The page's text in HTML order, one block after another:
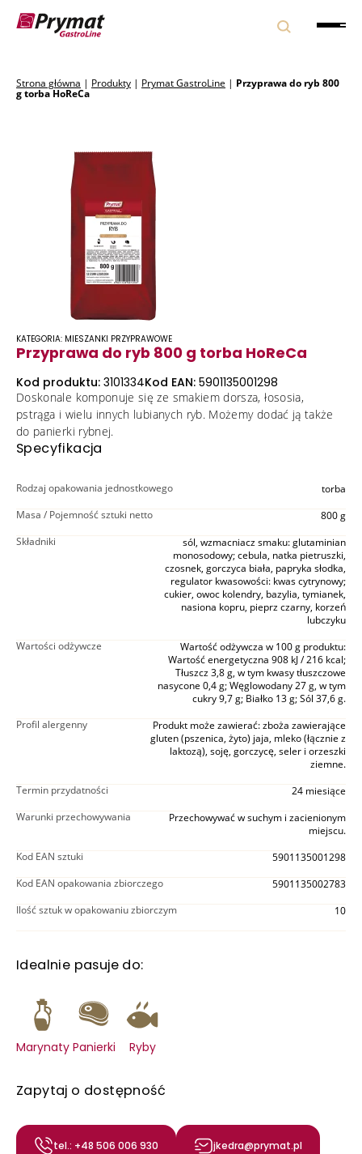
Strona główna | Produkty | Prymat GastroLine | Przyprawa do ryb 800
g torba HoReCa
KATEGORIA: MIESZANKI PRZYPRAWOWE
Przyprawa do ryb 800 g torba HoReCa
Kod produktu: 3101334Kod EAN: 5901135001298
Doskonale komponuje się ze smakiem dorsza, łososia,
pstrąga i wielu innych lubianych ryb. Możemy dodać ją także
do panierki rybnej.
Specyfikacja
Rodzaj opakowania jednostkowego
torba
Masa / Pojemność sztuki netto
800 g
Składniki
sól, wzmacniacz smaku: glutaminian
monosodowy; cebula, natka pietruszki,
czosnek, gorczyca biała, papryka słodka,
regulator kwasowości: kwas cytrynowy;
cukier, owoc kolendry, bazylia, tymianek,
nasiona kopru, pieprz czarny, korzeń
lubczyku
Wartości odżywcze
Wartość odżywcza w 100 g produktu:
Wartość energetyczna 908 kJ / 216 kcal;
Tłuszcz 3,8 g, w tym kwasy tłuszczowe
nasycone 0,4 g; Węglowodany 27 g, w tym
cukry 9,7 g; Białko 13 g; Sól 37,6 g.
Profil alergenny
Produkt może zawierać: zboża zawierające
gluten (pszenica, żyto) jaja, mleko (łącznie z
laktozą), soję, gorczycę, seler i orzeszki
ziemne.
Termin przydatności
24 miesiące
Warunki przechowywania
Przechowywać w suchym i zacienionym
miejscu.
Kod EAN sztuki
5901135001298
Kod EAN opakowania zbiorczego
5901135002783
Ilość sztuk w opakowaniu zbiorczym
10
Idealnie pasuje do:
Marynaty Panierki Ryby
Zapytaj o dostępność
tel.: +48 506 006 930 jkedra@prymat.pl